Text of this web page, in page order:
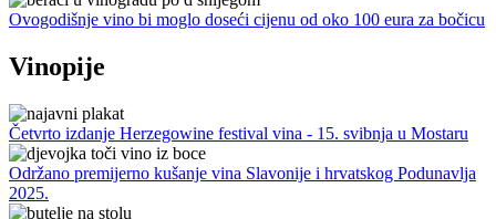
Ovogodišnje vino bi moglo doseći cijenu od oko 100 eura za bočicu
Vinopije
Četvrto izdanje Herzegowine festival vina - 15. svibnja u Mostaru
Održano premijerno kušanje vina Slavonije i hrvatskog Podunavlja
2025.